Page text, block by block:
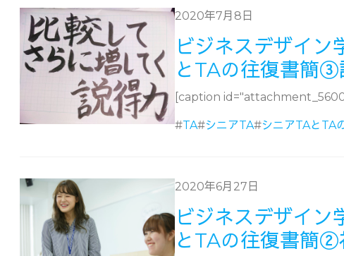
2020年7月8日
ビジネスデザイン
とTAの往復書簡③
[caption
#TA#シニアTA#シニアTAとTA
2020年6月27日
ビジネスデザイン
とTAの往復書簡②